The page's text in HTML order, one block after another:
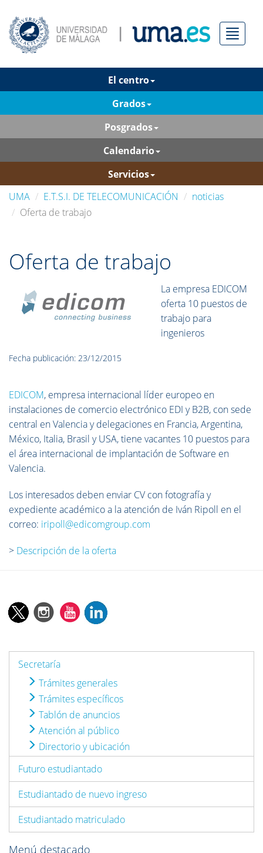
Menú
El centro
Grados
Posgrados
Calendario
Servicios
UMA
E.T.S.I. DE TELECOMUNICACIÓN
noticias
Oferta de trabajo
Oferta de trabajo
La empresa EDICOM
oferta 10 puestos de
trabajo para
ingenieros
Fecha publicación: 23/12/2015
EDICOM, empresa internacional líder europeo en
instalaciones de comercio electrónico EDI y B2B, con sede
central en Valencia y delegaciones en Francia, Argentina,
México, Italia, Brasil y USA, tiene vacantes 10 puestos para
el área internacional de implantación de Software en
Valencia.
Los interesados deben enviar CV con fotografía y
expediente académico a la atención de Iván Ripoll en el
correo: iripoll@edicomgroup.com
> Descripción de la oferta
Secretaría
Trámites generales
Trámites específicos
Tablón de anuncios
Atención al público
Directorio y ubicación
Futuro estudiantado
Estudiantado de nuevo ingreso
Estudiantado matriculado
Menú destacado